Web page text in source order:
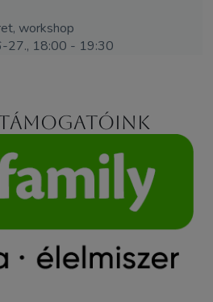
workshop
27., 18:00 - 19:30
támogatóink